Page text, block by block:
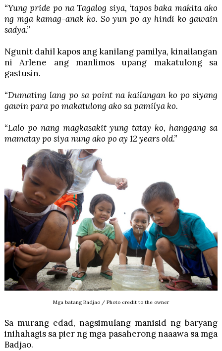
“Yung pride po na Tagalog siya, ‘tapos baka makita ako
ng mga kamag-anak ko. So yun po ay hindi ko gawain
sadya.”
Ngunit dahil kapos ang kanilang pamilya, kinailangan
ni Arlene ang manlimos upang makatulong sa
gastusin.
“Dumating lang po sa point na kailangan ko po siyang
gawin para po makatulong ako sa pamilya ko.
“Lalo po nang magkasakit yung tatay ko, hanggang sa
mamatay po siya nung ako po ay 12 years old.”
Mga batang Badjao / Photo credit to the owner
Sa murang edad, nagsimulang manisid ng baryang
inihahagis sa pier ng mga pasaherong naaawa sa mga
Badjao.